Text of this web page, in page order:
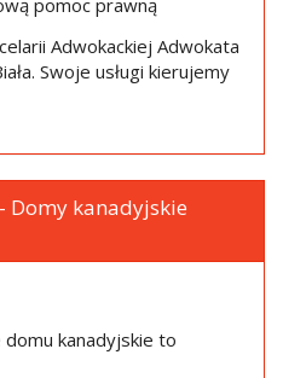
Adwokackiej Adwokata
Swoje usługi kierujemy
Domy kanadyjskie
domu kanadyjskie to